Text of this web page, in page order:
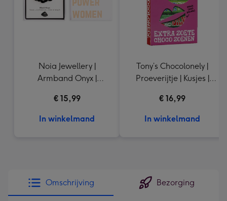
Noia Jewellery |
Armband Onyx |
€ 15,99
In winkelmand
Tony’s Chocolonely |
Proeverijtje | Kusjes |
€ 16,99
In winkelmand
Omschrijving Bezorging